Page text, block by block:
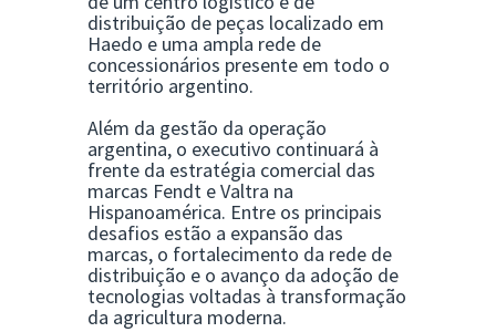
distribuição de peças localizado em
Haedo e uma ampla rede de
concessionários presente em todo o
território argentino.
Além da gestão da operação
argentina, o executivo continuará à
frente da estratégia comercial das
marcas Fendt e Valtra na
Hispanoamérica. Entre os principais
desafios estão a expansão das
marcas, o fortalecimento da rede de
distribuição e o avanço da adoção de
tecnologias voltadas à transformação
da agricultura moderna.